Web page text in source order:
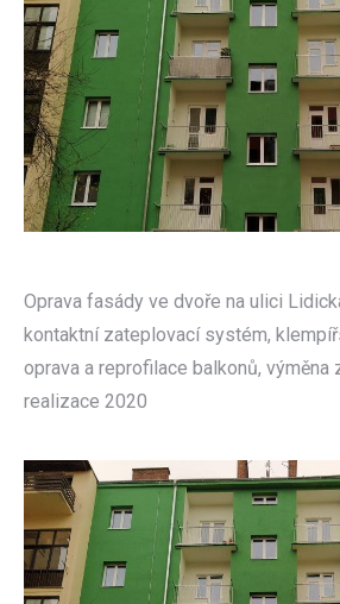
Oprava fasády ve dvoře na ulici
kontaktní zateplovací systém,
oprava a reprofilace balkonů, výměna
realizace 2020